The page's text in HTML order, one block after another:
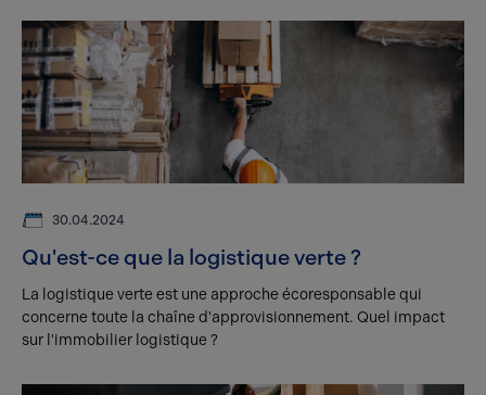
30.04.2024
Qu'est-ce que la logistique verte ?
La logistique verte est une approche écoresponsable qui
concerne toute la chaîne d'approvisionnement. Quel impact
sur l'immobilier logistique ?